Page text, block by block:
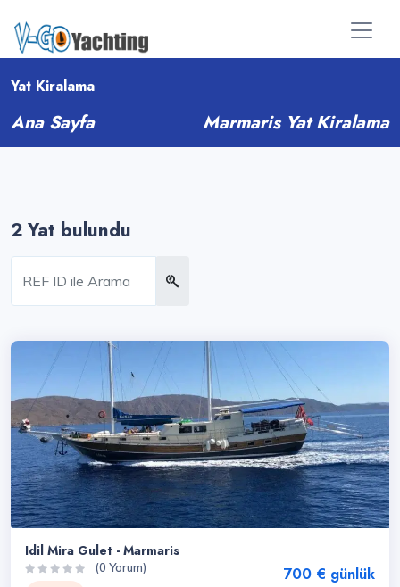
Yat Kiralama
Ana Sayfa Marmaris Yat Kiralama
2 Yat bulundu
Idil Mira Gulet - Marmaris
(0 Yorum) 700 € günlük